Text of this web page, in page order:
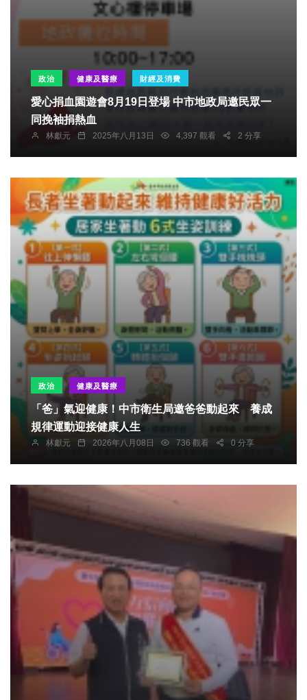
政治 健康及醫療 財經及消費
愛心捐血園遊會8月19日登場 中市地政局邀民眾一
同挽袖捐熱血
林獻元 2025年八月13日 4,397 觀看 2 分享
政治 健康及醫療
「爸」氣迎健康！中市衛生局邀爸爸動起來 養成
規律運動迎接健康人生
林獻元 2026年八月08日 736 觀看 0 分享